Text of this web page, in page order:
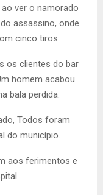
ver o namorado
assassino, onde
cinco tiros.
os clientes do bar
homem acabou
bala perdida.
Todos foram
do município.
aos ferimentos e